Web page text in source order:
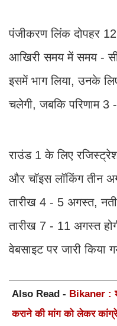
पंजीकरण लिंक दोपहर
आखिरी समय में समय -
इसमें भाग लिया, उनके
चलेगी, जबकि परिणाम 3
राउंड 1 के लिए
और चॉइस लॉकिंग तीन
तारीख 4 - 5 अगस्त,
तारीख 7 - 11 अगस्त
वेबसाइट पर जारी किया
Also Read - Bikaner :
कराने की मांग को लेकर